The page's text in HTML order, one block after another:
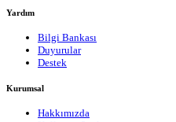
Yardım
Bilgi Bankası
Duyurular
Destek
Kurumsal
Hakkımızda